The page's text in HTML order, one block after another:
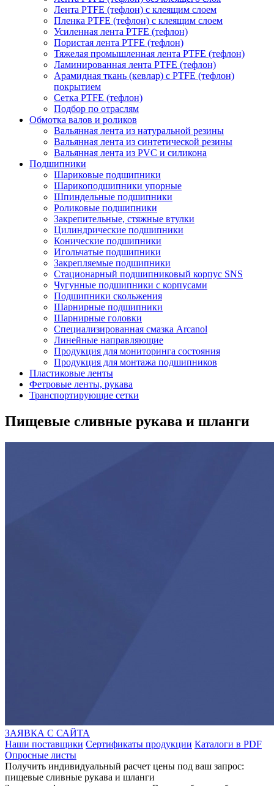
Лента PTFE (тефлон) с клеящим слоем
Пленка PTFE (тефлон) с клеящим слоем
Усиленная лента PTFE (тефлон)
Пористая лента PTFE (тефлон)
Тяжелая промышленная лента PTFE (тефлон)
Ламинированная лента PTFE (тефлон)
Арамидная ткань (кевлар) с PTFE (тефлон)
покрытием
Сетка PTFE (тефлон)
Подбор по отраслям
Обмотка валов и роликов
Вальянная лента из натуральной резины
Вальянная лента из синтетической резины
Вальянная лента из PVC и силикона
Подшипники
Шариковые подшипники
Шарикоподшипники упорные
Шпиндельные подшипники
Роликовые подшипники
Закрепительные, стяжные втулки
Цилиндрические подшипники
Конические подшипники
Игольчатые подшипники
Закрепляемые подшипники
Стационарный подшипниковый корпус SNS
Чугунные подшипники с корпусами
Подшипники скольжения
Шарнирные подшипники
Шарнирные головки
Специализированная смазка Arcanol
Линейные направляющие
Продукция для мониторинга состояния
Продукция для монтажа подшипников
Пластиковые ленты
Фетровые ленты, рукава
Транспортирующие сетки
Пищевые сливные рукава и шланги
ЗАЯВКА С САЙТА
Наши поставщики Сертификаты продукции Каталоги в PDF
Опросные листы
Получить индивидуальный расчет цены под ваш запрос:
пищевые сливные рукава и шланги